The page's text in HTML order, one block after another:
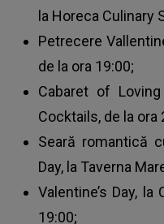
la Horeca Culinary
Petrecere
de la ora 19:00;
Cabaret of
Cocktails, de la ora
Seară romantică
Day, la Taverna
Valentine’s Day,
19:00;